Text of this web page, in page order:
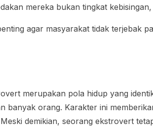
mereka bukan tingkat
agar masyarakat tidak terjebak
merupakan pola hidup yang
banyak orang. Karakter ini
demikian, seorang ekstrovert